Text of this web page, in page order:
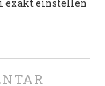
exakt einstellen